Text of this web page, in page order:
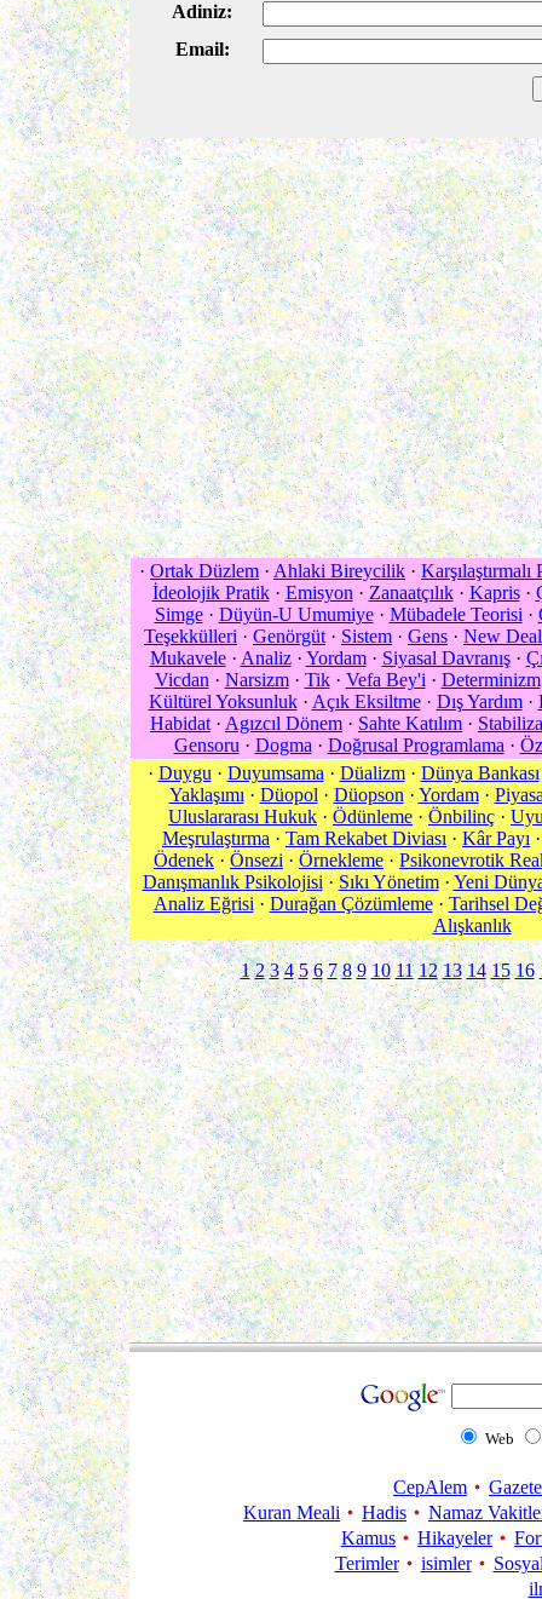
Adiniz:
Email:
· Ortak Düzlem · Ahlaki Bireycilik ·
İdeolojik Pratik· Emisyon · Zanaatçılık· Kapris·
Simge· Düyün-U Umumiye· Mübadele Teorisi ·
Teşekkülleri · Genörgüt · Sistem · Gens · New
Mukavele· Analiz· Yordam· Siyasal Davranış·
Vicdan · Narsizm· Tik· Vefa Bey'i · Determinizm
Kültürel Yoksunluk· Açık Eksiltme· Dış Yardım·
Habidat · Agızcıl Dönem · Sahte Katılım ·
Gensoru · Dogma · Doğrusal Programlama ·
· Duygu · Duyumsama · Düalizm· Dünya Bankası
Yaklaşımı · Düopol · Düopson · Yordam·
Uluslararası Hukuk · Ödünleme · Önbilinç ·
Meşrulaştırma · Tam Rekabet Diviası · Kâr Payı
Ödenek · Önsezi · Örnekleme · Psikonevrotik
Danışmanlık Psikolojisi · Sıkı Yönetim· Yeni
Analiz Eğrisi · Durağan Çözümleme· Tarihsel
Alışkanlık
1 2 3 4 5 6 7 8 9 10 11 12 13 14 15 16
Web
CepAlem
Kuran Meali
Hadis
Namaz
Kamus
Hikayeler
Terimler
isimler